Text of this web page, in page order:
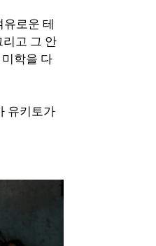
로운 테
리고 그 안
학을 다
유키토가